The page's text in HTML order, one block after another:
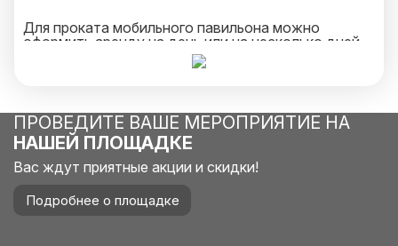
Для проката мобильного павильона можно
оформить аренду на день или на несколько дней.
При этом вы можете дополнительно арендовать
полный комплект оборудования: светильники,
наилучшего места для размещения мобильного
павильона и обеспечить поддержку на всех
этапах проката. Обращайтесь к нам и получайте
высококачественные услуги проката мобильного
павильона!
ПРОВЕДИТЕ ВАШЕ МЕРОПРИЯТИЕ НА
НАШЕЙ ПЛОЩАДКЕ
Вас ждут приятные акции и скидки!
Подробнее о площадке